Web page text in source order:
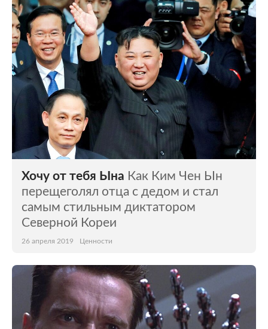
Хочу от тебя Ына Как Ким Чен Ын
перещеголял отца с дедом и стал
самым стильным диктатором
Северной Кореи
26 апреля 2019 Ценности